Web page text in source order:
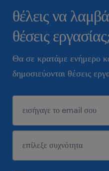
θέλεις να
θέσεις
Θα σε κρατάμε ενήμερο
δημοσιεύονται θέσεις